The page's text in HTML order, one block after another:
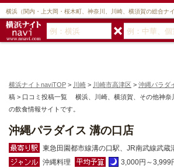
横浜（関内・上大岡・桜木町、神奈川、川崎、横須賀の総合ナ
横浜ナイトnaviTOP > 川崎 > 川崎市高津区 > 沖縄パラダ
稿 > 口コミ投稿一覧 横浜、川崎、横須賀、その他神奈
の飲食情報サイトです。
沖縄パラダイス 溝の口店
東急田園都市線溝の口駅、JR南武線武蔵
沖縄料理
3,000円～3,999